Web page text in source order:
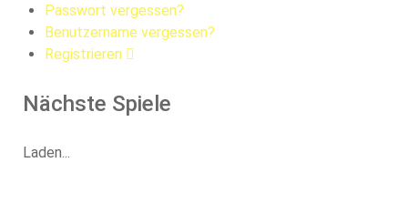
Passwort vergessen?
Benutzername vergessen?
Registrieren
Nächste Spiele
Laden...